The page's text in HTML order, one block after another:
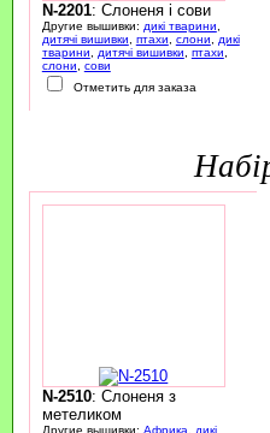
N-2201: Слоненя і сови
Другие вышивки: дикі тварини,
дитячі вишивки, птахи, слони, дикі
тварини, дитячі вишивки, птахи,
слони, сови
Отметить для заказа
N-2510: Слоненя з
метеликом
Другие вышивки: Африка
дикі